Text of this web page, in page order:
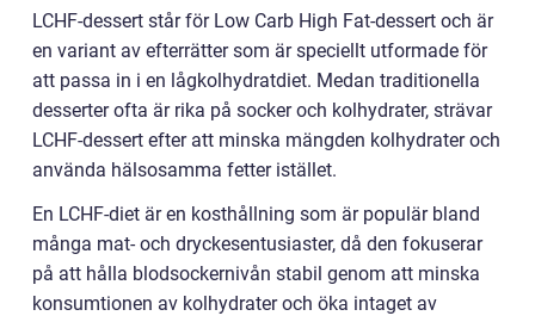
LCHF-dessert står för Low Carb High Fat-dessert och är
en variant av efterrätter som är speciellt utformade för
att passa in i en lågkolhydratdiet. Medan traditionella
desserter ofta är rika på socker och kolhydrater, strävar
LCHF-dessert efter att minska mängden kolhydrater och
använda hälsosamma fetter istället.
En LCHF-diet är en kosthållning som är populär bland
många mat- och dryckesentusiaster, då den fokuserar
på att hålla blodsockernivån stabil genom att minska
konsumtionen av kolhydrater och öka intaget av